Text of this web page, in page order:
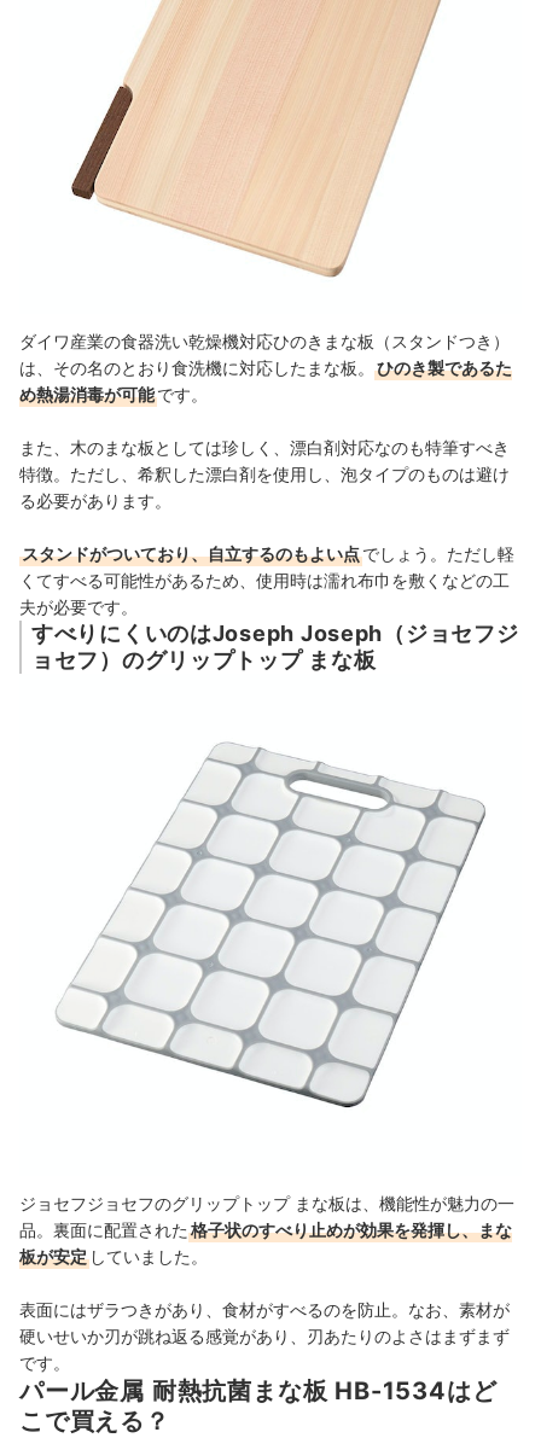
ダイワ産業の食器洗い乾燥機対応ひのきまな板（スタンドつき）
は、その名のとおり食洗機に対応したまな板。
ひのき製であるた
め熱湯消毒が可能です。
また、木のまな板としては珍しく、漂白剤対応なのも特筆すべき
特徴。ただし、希釈した漂白剤を使用し、泡タイプのものは避け
る必要があります。
スタンドがついており、自立するのもよい点でしょう。ただし軽
くてすべる可能性があるため、使用時は濡れ布巾を敷くなどの工
夫が必要です。
すべりにくいのはJoseph Joseph（ジョセフジ
ョセフ）のグリップトップ まな板
ジョセフジョセフのグリップトップ まな板は、機能性が魅力の一
品。裏面に配置された 格子状のすべり止めが効果を発揮し、まな
板が安定 していました。
表面にはザラつきがあり、食材がすべるのを防止。なお、素材が
硬いせいか刃が跳ね返る感覚があり、刃あたりのよさはまずまず
です。
パール金属 耐熱抗菌まな板 HB-1534はど
こで買える？